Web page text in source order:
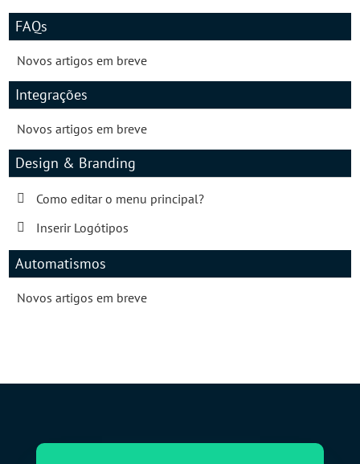
FAQs
Novos artigos em breve
Integrações
Novos artigos em breve
Design & Branding
Como editar o menu principal?
Inserir Logótipos
Automatismos
Novos artigos em breve